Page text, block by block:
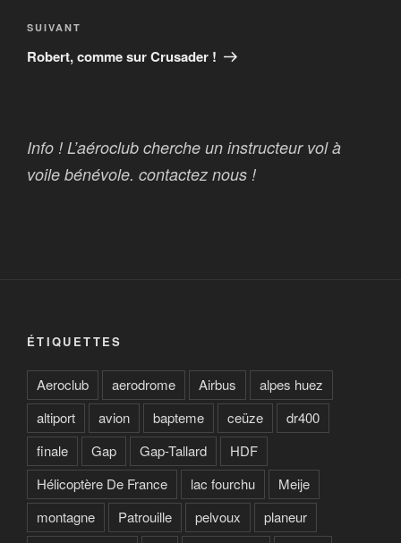
Article
suivant
SUIVANT
Robert, comme sur Crusader !
Info ! L’aéroclub cherche un instructeur vol à
voile bénévole. contactez nous !
ÉTIQUETTES
Aeroclub aerodrome Airbus
alpes huez
altiport
avion bapteme ceüze
dr400
finale
Gap Gap-Tallard
HDF
Hélicoptère De France
lac fourchu
Meije
montagne
Patrouille pelvoux
planeur